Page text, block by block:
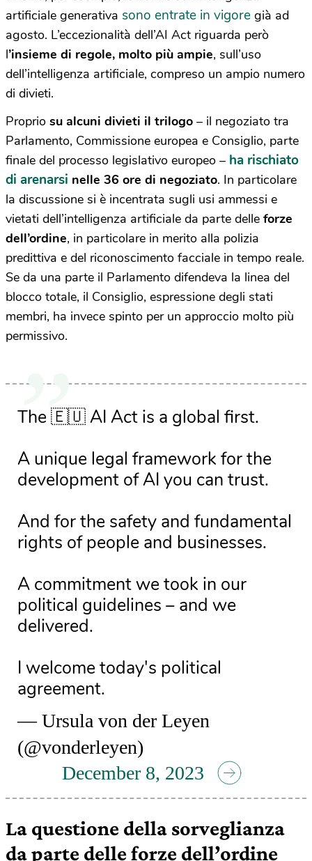
artificiale generativa sono entrate in vigore già ad
agosto. L’eccezionalità dell’AI Act riguarda però
l’insieme di regole, molto più ampie, sull’uso
dell’intelligenza artificiale, compreso un ampio numero
di divieti.
Proprio su alcuni divieti il trilogo – il negoziato tra
Parlamento, Commissione europea e Consiglio, parte
finale del processo legislativo europeo – ha rischiato
di arenarsi nelle 36 ore di negoziato. In particolare
la discussione si è incentrata sugli usi ammessi e
vietati dell’intelligenza artificiale da parte delle forze
dell’ordine, in particolare in merito alla polizia
predittiva e del riconoscimento facciale in tempo reale.
Se da una parte il Parlamento difendeva la linea del
blocco totale, il Consiglio, espressione degli stati
membri, ha invece spinto per un approccio molto più
permissivo.
The 🇪🇺 AI Act is a global first.
A unique legal framework for the
development of AI you can trust.
And for the safety and fundamental
rights of people and businesses.
A commitment we took in our
political guidelines – and we
delivered.
I welcome today's political
agreement.
— Ursula von der Leyen
(@vonderleyen)
December 8, 2023
La questione della sorveglianza
da parte delle forze dell’ordine